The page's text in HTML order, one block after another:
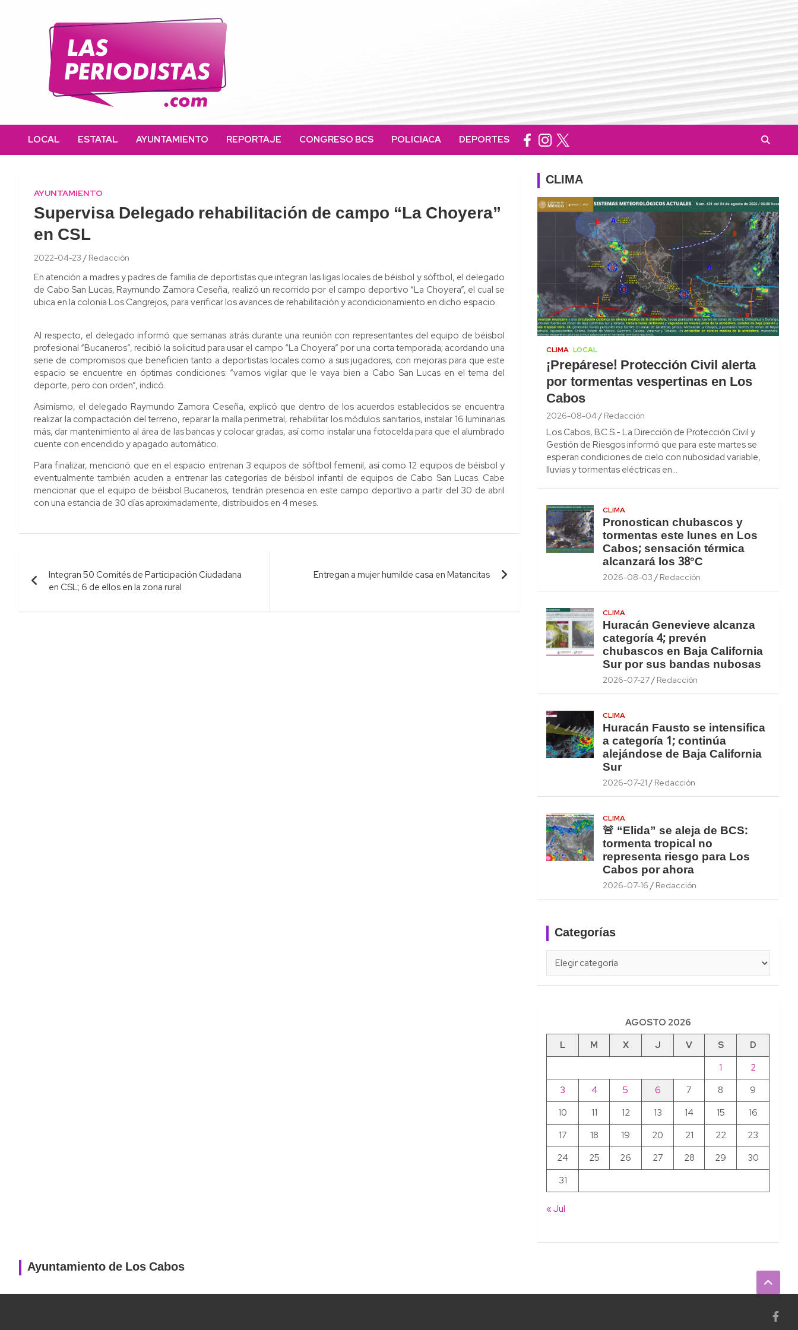
Las Periodistas
informado a la población.
LOCAL
ESTATAL AYUNTAMIENTO REPORTAJE CONGRESO BCS POLICIACA DEPORTES
AYUNTAMIENTO
Supervisa Delegado rehabilitación de campo “La Choyera”
en CSL
2022-04-23 Redacción
En atención a madres y padres de familia de deportistas que integran las ligas locales de béisbol y sóftbol, el delegado
de Cabo San Lucas, Raymundo Zamora Ceseña, realizó un recorrido por el campo deportivo “La Choyera”, el cual se
ubica en la colonia Los Cangrejos, para verificar los avances de rehabilitación y acondicionamiento en dicho espacio.
Al respecto, el delegado informó que semanas atrás durante una reunión con representantes del equipo de béisbol
profesional “Bucaneros”, recibió la solicitud para usar el campo “La Choyera” por una corta temporada; acordando una
serie de compromisos que beneficien tanto a deportistas locales como a sus jugadores, con mejoras para que este
espacio se encuentre en óptimas condiciones: “vamos vigilar que le vaya bien a Cabo San Lucas en el tema del
deporte, pero con orden”, indicó.
Asimismo, el delegado Raymundo Zamora Ceseña, explicó que dentro de los acuerdos establecidos se encuentra
realizar la compactación del terreno, reparar la malla perimetral, rehabilitar los módulos sanitarios, instalar 16 luminarias
más, dar mantenimiento al área de las bancas y colocar gradas, así como instalar una fotocelda para que el alumbrado
cuente con encendido y apagado automático.
Para finalizar, mencionó que en el espacio entrenan 3 equipos de sóftbol femenil, así como 12 equipos de béisbol y
eventualmente también acuden a entrenar las categorías de béisbol infantil de equipos de Cabo San Lucas. Cabe
mencionar que el equipo de béisbol Bucaneros, tendrán presencia en este campo deportivo a partir del 30 de abril
con una estancia de 30 días aproximadamente, distribuidos en 4 meses.
Navegación
de
entradas
Integran 50 Comités de Participación Ciudadana
en CSL; 6 de ellos en la zona rural
Entregan a mujer humilde casa en Matancitas
CLIMA
CLIMA LOCAL
¡Prepárese! Protección Civil alerta
por tormentas vespertinas en Los
Cabos
2026-08-04 Redacción
Los Cabos, B.C.S.- La Dirección de Protección Civil y
Gestión de Riesgos informó que para este martes se
esperan condiciones de cielo con nubosidad variable,
lluvias y tormentas eléctricas en…
CLIMA
Pronostican chubascos y
tormentas este lunes en Los
Cabos; sensación térmica
alcanzará los 38°C
2026-08-03 Redacción
CLIMA
Huracán Genevieve alcanza
categoría 4; prevén
chubascos en Baja California
Sur por sus bandas nubosas
2026-07-27 Redacción
CLIMA
Huracán Fausto se intensifica
a categoría 1; continúa
alejándose de Baja California
Sur
2026-07-21 Redacción
CLIMA
🚨 “Elida” se aleja de BCS:
tormenta tropical no
representa riesgo para Los
Cabos por ahora
2026-07-16 Redacción
Categorías
AGOSTO 2026
L
M X J V S
D
1
2
3
4 5 6 7 8
9
10
11 12 13 14 15
16
17
18 19 20 21 22
23
24
25 26 27 28 29
30
31
« Jul
Ayuntamiento de Los Cabos